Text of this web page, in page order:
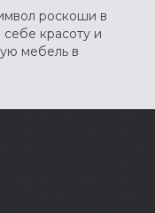
роскоши в
красоту и
мебель в